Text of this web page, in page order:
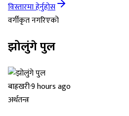
विस्तारमा हेर्नुहोस
वर्गीकृत नगरिएको
झोलुंगे पुल
बाह्रखरी·9 hours ago
अर्थतन्त्र